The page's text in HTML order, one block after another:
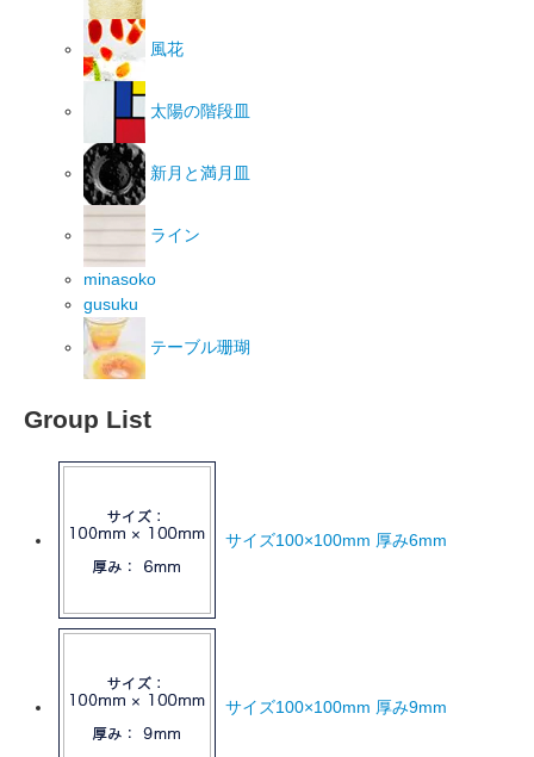
風花
太陽の階段皿
新月と満月皿
ライン
minasoko
gusuku
テーブル珊瑚
Group List
サイズ100×100mm 厚み6mm
サイズ100×100mm 厚み9mm